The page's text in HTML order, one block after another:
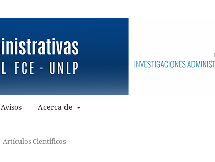
Avisos Acerca de
Artículos Científicos